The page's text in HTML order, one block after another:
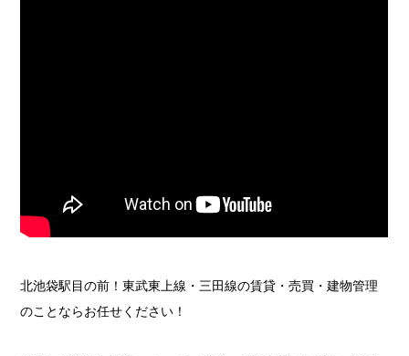
北池袋駅目の前！東武東上線・三田線の賃貸・売買・建物管理
のことならお任せください！